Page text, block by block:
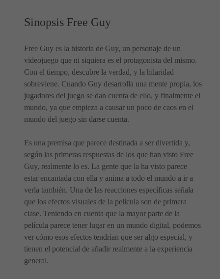
Sinopsis Free Guy
Free Guy es la historia de Guy, un personaje de un
videojuego que ni siquiera es el protagonista del mismo.
Con el tiempo, descubre la verdad, y la hilaridad
sobreviene. Cuando Guy desarrolla una mente propia, los
jugadores del juego se dan cuenta de ello, y finalmente el
mundo, ya que empieza a causar un poco de caos en el
mundo del juego sin darse cuenta.
Es una premisa que parece destinada a ser divertida y,
según las primeras respuestas de los que han visto Free
Guy, realmente lo es. La gente que la ha visto parece
estar encantada con ella y anima a todo el mundo a ir a
verla también. Una de las reacciones específicas señala
que los efectos visuales de la película son de primera
clase. Teniendo en cuenta que la mayor parte de la
película parece tener lugar en un mundo digital, podemos
ver cómo esos efectos tendrían que ser algo especial, y
tienen el potencial de añadir realmente a la experiencia
general.